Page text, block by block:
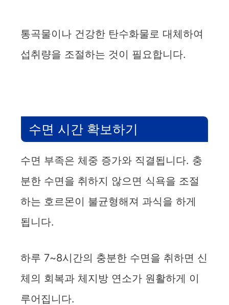
통곡물이나 건강한 탄수화물로 대체하여
섭취량을 조절하는 것이 필요합니다.
수면 시간 확보하기
수면 부족은 체중 증가와 직결됩니다. 충
분한 수면을 취하지 않으면 식욕을 조절
하는 호르몬이 불균형해져 과식을 하게
됩니다.
하루 7~8시간의 충분한 수면을 취하면 신
체의 회복과 체지방 연소가 원활하게 이
루어집니다.